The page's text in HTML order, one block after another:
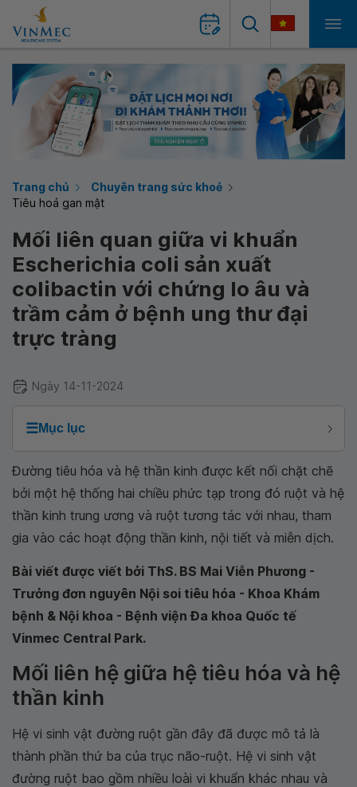
Trang chủ
Chuyên trang sức khoẻ
Tiêu hoá gan mật
Mối liên quan giữa vi khuẩn
Escherichia coli sản xuất
colibactin với chứng lo âu và
trầm cảm ở bệnh ung thư đại
trực tràng
Ngày 14-11-2024
☰Mục lục
Đường tiêu hóa và hệ thần kinh được kết nối chặt chẽ
bởi một hệ thống hai chiều phức tạp trong đó ruột và hệ
thần kinh trung ương và ruột tương tác với nhau, tham
gia vào các hoạt động thần kinh, nội tiết và miễn dịch.
Bài viết được viết bởi ThS. BS Mai Viễn Phương -
Trưởng đơn nguyên Nội soi tiêu hóa - Khoa Khám
bệnh & Nội khoa - Bệnh viện Đa khoa Quốc tế
Vinmec Central Park.
Mối liên hệ giữa hệ tiêu hóa và hệ
thần kinh
Hệ vi sinh vật đường ruột gần đây đã được mô tả là
thành phần thứ ba của trục não-ruột. Hệ vi sinh vật
đường ruột bao gồm nhiều loài vi khuẩn khác nhau và